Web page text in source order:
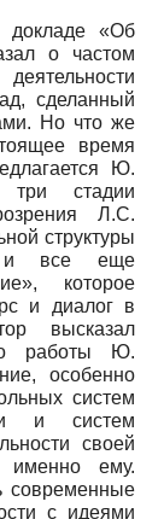
докладе «Об
о частом
сделанный
Но что же
время
Ю.
три стадии
Л.С.
структуры
и все еще
которое
и диалог в
высказал
работы Ю.
особенно
систем
и систем
своей
именно ему.
современные
с идеями